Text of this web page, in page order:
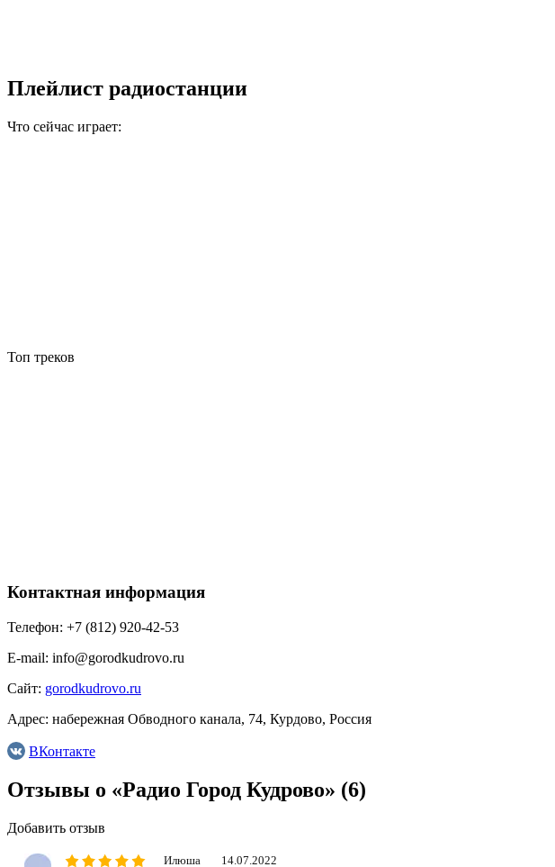
Плейлист радиостанции
Что сейчас играет:
Топ треков
Контактная информация
Телефон: +7 (812) 920-42-53
E-mail: info@gorodkudrovo.ru
Сайт: gorodkudrovo.ru
Адрес: набережная Обводного канала, 74, Курдово, Россия
ВКонтакте
Отзывы о «Радио Город Кудрово» (6)
Добавить отзыв
Илюша 14.07.2022